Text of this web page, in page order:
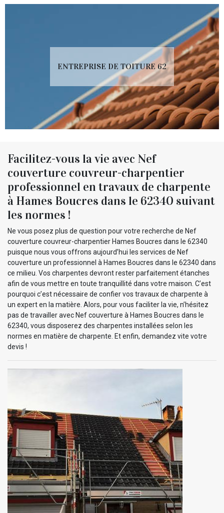
ENTREPRISE DE TOITURE 62
Facilitez-vous la vie avec Nef
couverture couvreur-charpentier
professionnel en travaux de charpente
à Hames Boucres dans le 62340 suivant
les normes !
Ne vous posez plus de question pour votre recherche de Nef
couverture couvreur-charpentier Hames Boucres dans le 62340
puisque nous vous offrons aujourd’hui les services de Nef
couverture un professionnel à Hames Boucres dans le 62340 dans
ce milieu. Vos charpentes devront rester parfaitement étanches
afin de vous mettre en toute tranquillité dans votre maison. C’est
pourquoi c’est nécessaire de confier vos travaux de charpente à
un expert en la matière. Alors, pour vous faciliter la vie, n’hésitez
pas de travailler avec Nef couverture à Hames Boucres dans le
62340, vous disposerez des charpentes installées selon les
normes en matière de charpente. Et enfin, demandez vite votre
devis !